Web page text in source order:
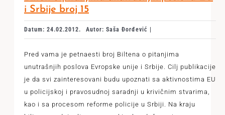
i Srbije broj 15
Datum: 24.02.2012. Autor: Saša Đorđević |
Pred vama je petnaesti broj Biltena o pitanjima
unutrašnjih poslova Evropske unije i Srbije. Cilj publikacije
je da svi zainteresovani budu upoznati sa aktivnostima EU
u policijskoj i pravosudnoj saradnji u krivičnim stvarima,
kao i sa procesom reforme policije u Srbiji. Na kraju